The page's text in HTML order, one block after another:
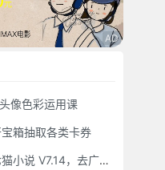
像色彩运用课
箱抽取各类卡券
V7.14，去广告VIP会员版